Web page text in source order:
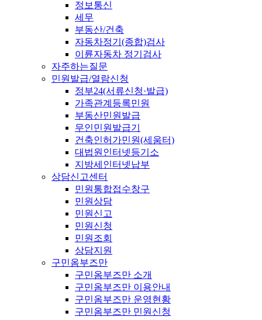
정보통신
세무
부동산/건축
자동차정기(종합)검사
이륜자동차 정기검사
자주하는질문
민원발급/열람신청
정부24(서류신청·발급)
가족관계등록민원
부동산민원발급
무인민원발급기
건축인허가민원(세움터)
대법원인터넷등기소
지방세인터넷납부
상담신고센터
민원통합접수창구
민원상담
민원신고
민원신청
민원조회
상담지원
구민옴부즈만
구민옴부즈만 소개
구민옴부즈만 이용안내
구민옴부즈만 운영현황
구민옴부즈만 민원신청